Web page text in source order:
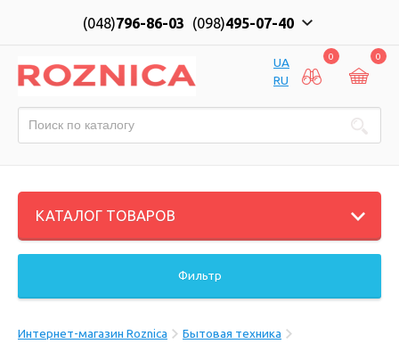
(048)796-86-03 (098)495-07-40
UA
RU
0 0
КАТАЛОГ ТОВАРОВ
Фильтр
Интернет-магазин Roznica
Бытовая техника